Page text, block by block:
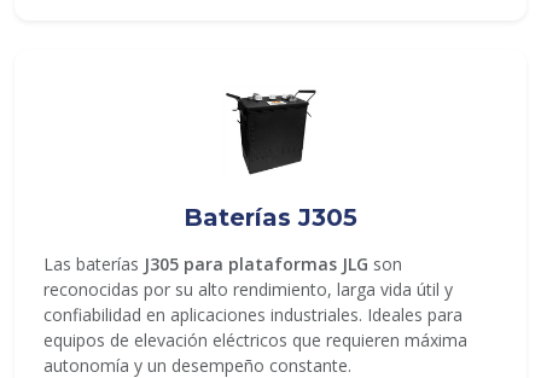
Baterías J305
Las baterías J305 para plataformas JLG son
reconocidas por su alto rendimiento, larga vida útil y
confiabilidad en aplicaciones industriales. Ideales para
equipos de elevación eléctricos que requieren máxima
autonomía y un desempeño constante.